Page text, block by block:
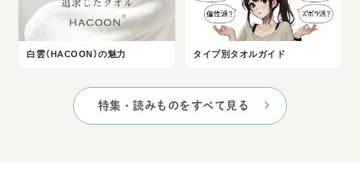
白雲（HACOON）の魅力 タイプ別タオルガイド
特集・読みものをすべて見る